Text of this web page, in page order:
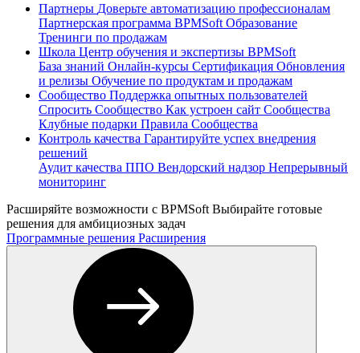
Партнеры Доверьте автоматизацию профессионалам
Партнерская программа BPMSoft Образование
Тренинги по продажам
Школа Центр обучения и экспертизы BPMSoft
База знаний Онлайн-курсы Сертификация Обновления
и релизы Обучение по продуктам и продажам
Сообщество Поддержка опытных пользователей
Спросить Сообщество Как устроен сайт Сообщества
Клубные подарки Правила Сообщества
Контроль качества Гарантируйте успех внедрения
решений
Аудит качества ППО Вендорский надзор Непрерывный
мониторинг
Расширяйте возможности с BPMSoft Выбирайте готовые
решения для амбициозных задач
Программные решения Расширения